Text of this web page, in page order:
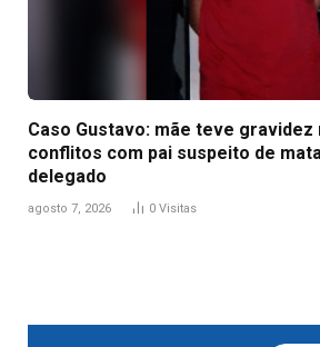
Caso Gustavo: mãe teve gravidez
conflitos com pai suspeito de
delegado
agosto 7, 2026 0 Visitas